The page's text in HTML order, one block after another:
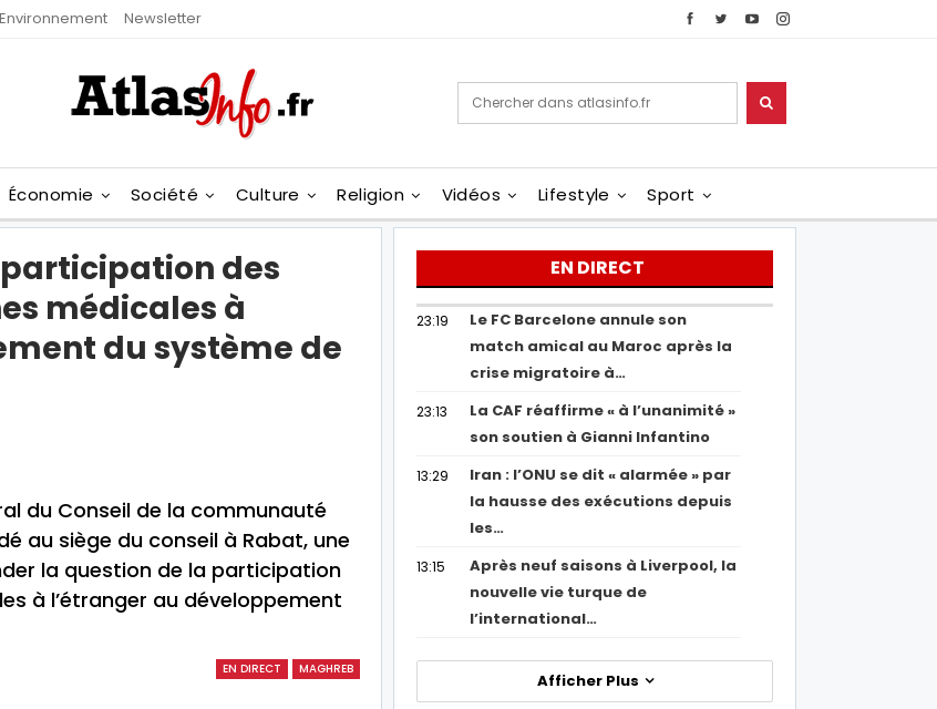
Environnement Newsletter
Économie Société Culture Religion Vidéos Lifestyle Sport
participation des
médicales à
du système de
du Conseil de la communauté
au siège du conseil à Rabat, une
la question de la participation
à l’étranger au développement
EN DIRECT MAGHREB
EN DIRECT
23:19
Le FC Barcelone annule son
match amical au Maroc après la
crise migratoire à…
23:13
La CAF réaffirme « à l’unanimité »
son soutien à Gianni Infantino
13:29
Iran : l’ONU se dit « alarmée » par
la hausse des exécutions depuis
les…
13:15
Après neuf saisons à Liverpool, la
nouvelle vie turque de
l’international…
Afficher Plus